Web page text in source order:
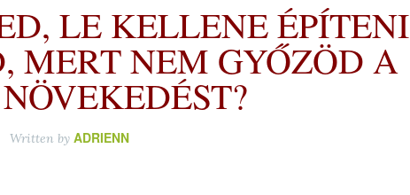
LE KELLENE ÉPÍTENI
MERT NEM GYŐZÖD A
NÖVEKEDÉST?
Written by ADRIENN